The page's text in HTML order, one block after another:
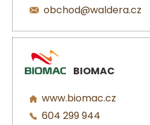
obchod@waldera.cz
BIOMAC
www.biomac.cz
604 299 944